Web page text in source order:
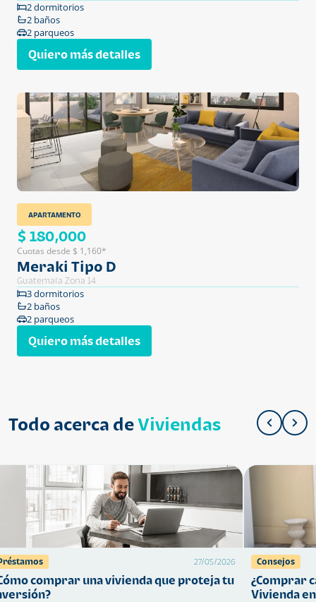
2 dormitorios
2 baños
2 parqueos
Quiero más detalles
APARTAMENTO
$ 180,000
Cuotas desde $ 1,160*
Meraki Tipo D
Guatemala Zona 14
3 dormitorios
2 baños
2 parqueos
Quiero más detalles
Todo acerca deViviendas
27/05/2026
comprar una vivienda que proteja tu
Consejos
¿Comprar
Vivienda